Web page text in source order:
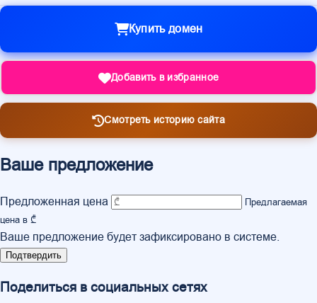
Купить домен
Добавить в избранное
Смотреть историю сайта
Ваше предложение
Предложенная цена
Предлагаемая
цена в ₾
Ваше предложение будет зафиксировано в системе.
Подтвердить
Поделиться в социальных сетях